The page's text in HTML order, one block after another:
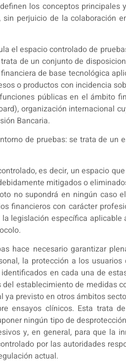
los conceptos
perjuicio de la colaboración
el espacio controlado de
de un conjunto de
de base tecnológica
o productos con incidencia
públicas en el ámbito
organización internacional
Bancaria.
de pruebas: se trata de un
es decir, un espacio
mitigados o
no supondrá en ningún caso
financieros con carácter
legislación específica
hace necesario garantizar
la protección a los
en cada una de
establecimiento de medidas
previsto en otros ámbitos
ensayos clínicos. Esta trata
ningún tipo de
y, en general, para que la
por las autoridades
actual.